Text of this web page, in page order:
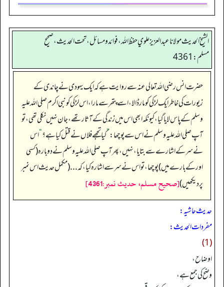
الشيخ الحديث مولانا عبدالعزيز علوي حفظ الله، فوائد و مسائل، تحت الحديث ، صحيح
مسلم: 4361
حضرت انس ‬ رضی اللہ تعالی عنہ سے روایت ہے کہ ایک یہودی نے چاندی کے
زیورات کی خاطر ایک لڑکی کو مار ڈالا، اسے پتھر سے مارا، اس لڑکی کو نبی اکرم صلی اللہ علیہ
وسلم کے پاس لایا گیا، کیونکہ ابھی اس میں زندگی کے آثار تھے، جان نہیں نکلی تھی، تو
آپ صلی اللہ علیہ وسلم نے اس سے پوچھا:”کیا تجھے فلاں نے قتل کیا ہے؟“اس
نے سر کے اشارے سے بتایا، نہیں، پھر آپ صلی اللہ علیہ وسلم نے دوبارہ (کسی
اور کے بارے میں) پوچھا، تو اس نے سر سے اشارہ کیا، کہ... (مکمل حدیث اس نمبر
پر دیکھیں)[صحيح مسلم، حديث نمبر:4361]
حدیث حاشیہ:
مفردات الحدیث:
(1)
اوضاح،
وضح کی جمع ہے،